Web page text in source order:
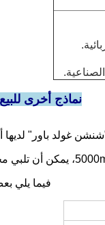
نماذج أخرى
باور" لديها أكثر من 1000 بطارية
فيما يلي